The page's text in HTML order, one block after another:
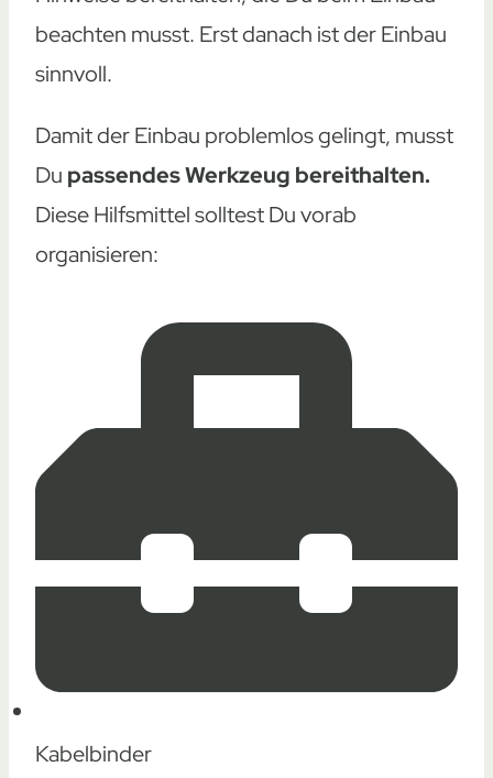
beachten musst. Erst danach ist der Einbau
sinnvoll.
Damit der Einbau problemlos gelingt, musst
Du passendes Werkzeug bereithalten.
Diese Hilfsmittel solltest Du vorab
organisieren:
Kabelbinder